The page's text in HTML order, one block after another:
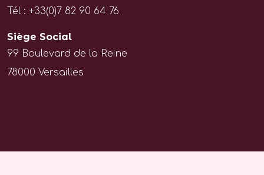
Tél : +33(0)7 82 90 64 76
Siège Social
99 Boulevard de la Reine
78000 Versailles